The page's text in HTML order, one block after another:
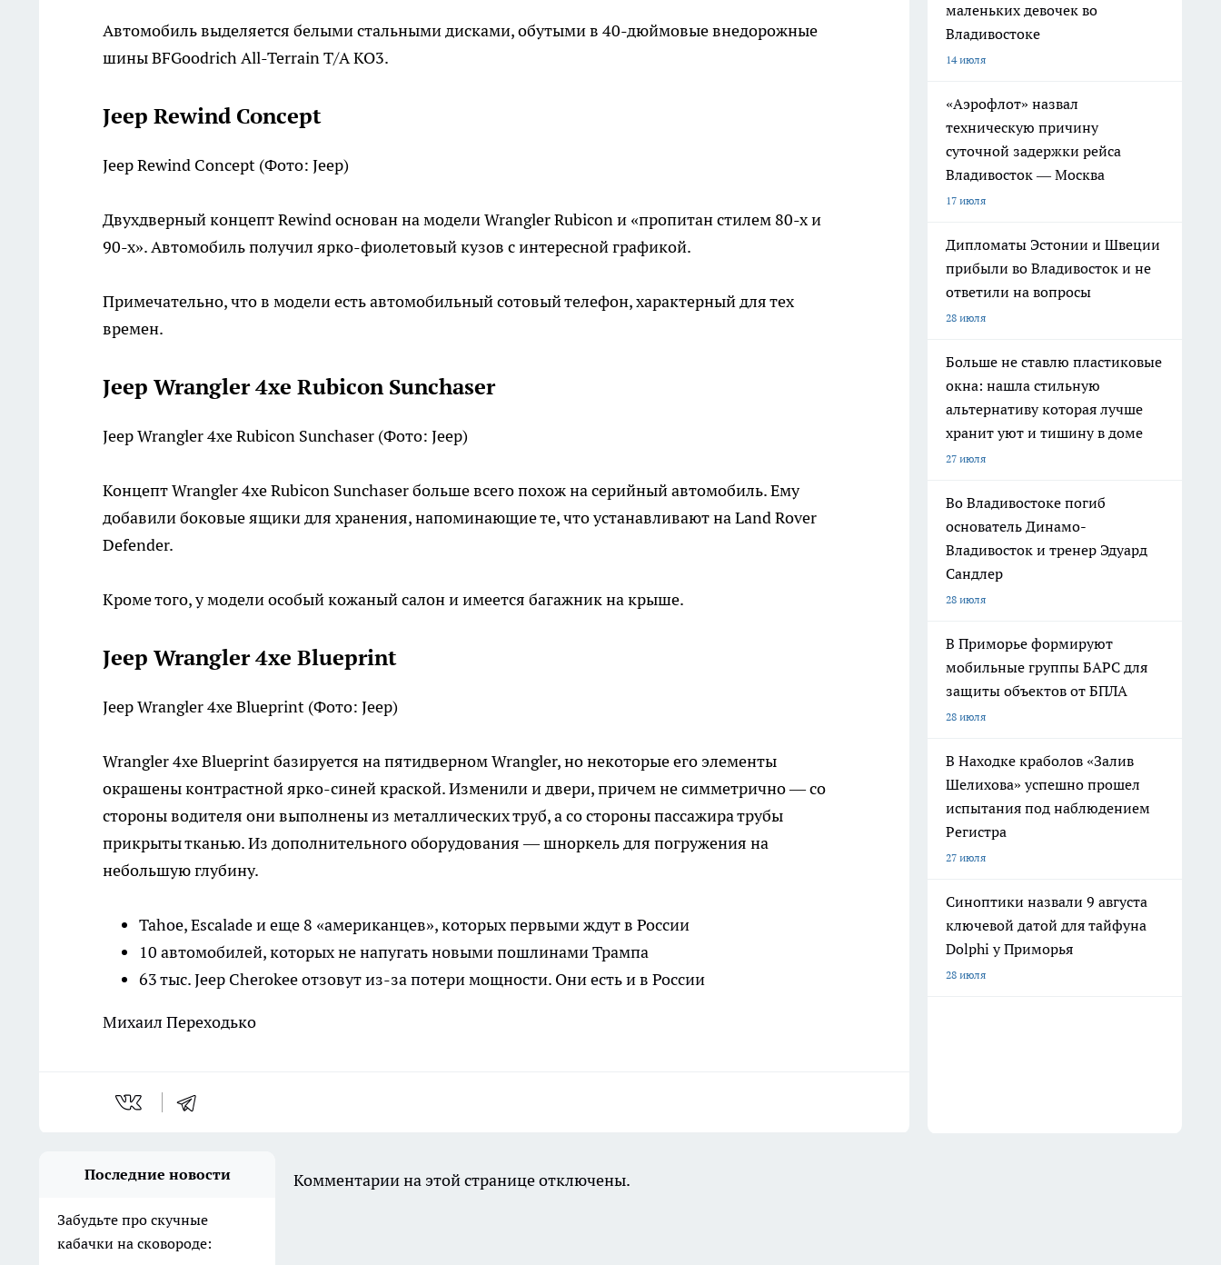
Автомобиль выделяется белыми стальными дисками, обутыми в 40-дюймовые внедорожные
шины BFGoodrich All-Terrain T/A KO3.
Jeep Rewind Concept
Jeep Rewind Concept (Фото: Jeep)
Двухдверный концепт Rewind основан на модели Wrangler Rubicon и «пропитан стилем 80-х и
90-х». Автомобиль получил ярко-фиолетовый кузов с интересной графикой.
Примечательно, что в модели есть автомобильный сотовый телефон, характерный для тех
времен.
Jeep Wrangler 4xe Rubicon Sunchaser
Jeep Wrangler 4xe Rubicon Sunchaser (Фото: Jeep)
Концепт Wrangler 4xe Rubicon Sunchaser больше всего похож на серийный автомобиль. Ему
добавили боковые ящики для хранения, напоминающие те, что устанавливают на Land Rover
Defender.
Кроме того, у модели особый кожаный салон и имеется багажник на крыше.
Jeep Wrangler 4xe Blueprint
Jeep Wrangler 4xe Blueprint (Фото: Jeep)
Wrangler 4xe Blueprint базируется на пятидверном Wrangler, но некоторые его элементы
окрашены контрастной ярко-синей краской. Изменили и двери, причем не симметрично — со
стороны водителя они выполнены из металлических труб, а со стороны пассажира трубы
прикрыты тканью. Из дополнительного оборудования — шноркель для погружения на
небольшую глубину.
Tahoe, Escalade и еще 8 «американцев», которых первыми ждут в России
10 автомобилей, которых не напугать новыми пошлинами Трампа
63 тыс. Jeep Cherokee отзовут из-за потери мощности. Они есть и в России
Михаил Переходько
маленьких девочек во
Владивостоке
14 июля
«Аэрофлот» назвал
техническую причину
суточной задержки рейса
Владивосток — Москва
17 июля
Дипломаты Эстонии и Швеции
прибыли во Владивосток и не
ответили на вопросы
28 июля
Больше не ставлю пластиковые
окна: нашла стильную
альтернативу которая лучше
хранит уют и тишину в доме
27 июля
Во Владивостоке погиб
основатель Динамо-
Владивосток и тренер Эдуард
Сандлер
28 июля
В Приморье формируют
мобильные группы БАРС для
защиты объектов от БПЛА
28 июля
В Находке краболов «Залив
Шелихова» успешно прошел
испытания под наблюдением
Регистра
27 июля
Синоптики назвали 9 августа
ключевой датой для тайфуна
Dolphi у Приморья
28 июля
Последние новости
Забудьте про скучные
кабачки на сковороде:
Комментарии на этой странице отключены.